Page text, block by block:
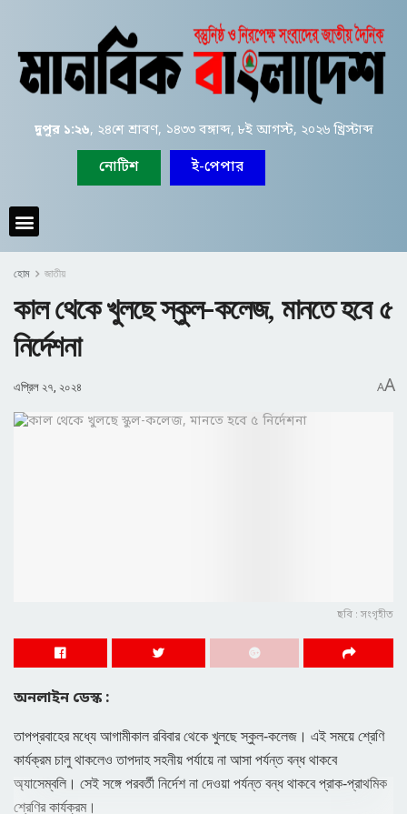
দুপুর ১:২৬, ২৪শে শ্রাবণ, ১৪৩৩ বঙ্গাব্দ, ৮ই আগস্ট, ২০২৬ খ্রিস্টাব্দ
নোটিশ ই-পেপার
হোম জাতীয়
কাল থেকে খুলছে স্কুল-কলেজ, মানতে হবে ৫
নির্দেশনা
এপ্রিল ২৭, ২০২৪ AA
ছবি : সংগৃহীত
অনলাইন ডেস্ক :
তাপপ্রবাহের মধ্যে আগামীকাল রবিবার থেকে খুলছে স্কুল-কলেজ। এই সময়ে শ্রেণি
কার্যক্রম চালু থাকলেও তাপদাহ সহনীয় পর্যায়ে না আসা পর্যন্ত বন্ধ থাকবে
অ্যাসেম্বলি। সেই সঙ্গে পরবর্তী নির্দেশ না দেওয়া পর্যন্ত বন্ধ থাকবে প্রাক-প্রাথমিক
শ্রেণির কার্যক্রম।